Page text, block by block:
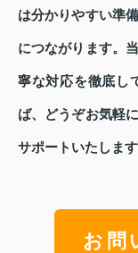
は分かりやすい準
につながります。
寧な対応を徹底し
ば、どうぞお気軽
サポートいたします
お問